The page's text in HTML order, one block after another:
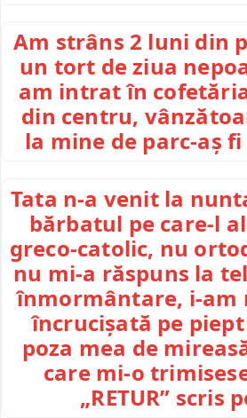
Am strâns 2 luni din
un tort de ziua
am intrat în
din centru,
la mine de parc-aș
Tata n-a venit la
bărbatul pe care-l
greco-catolic, nu
nu mi-a răspuns la
înmormântare, i-am
încrucișată pe
poza mea de
care mi-o
„RETUR” scris